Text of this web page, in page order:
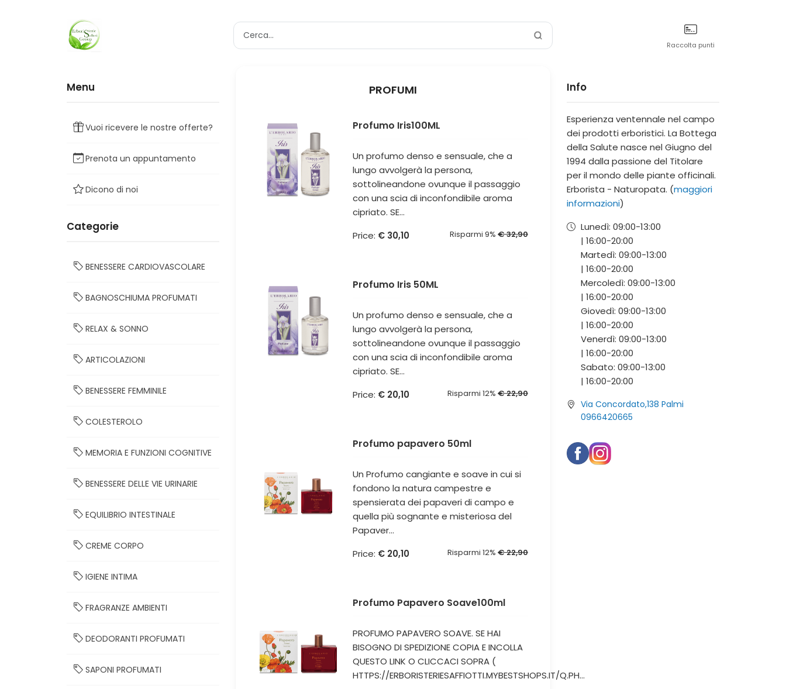
Raccolta punti
Menu
Vuoi ricevere le nostre offerte?
Prenota un appuntamento
Dicono di noi
Categorie
BENESSERE CARDIOVASCOLARE
BAGNOSCHIUMA PROFUMATI
RELAX & SONNO
ARTICOLAZIONI
BENESSERE FEMMINILE
COLESTEROLO
MEMORIA E FUNZIONI COGNITIVE
BENESSERE DELLE VIE URINARIE
EQUILIBRIO INTESTINALE
CREME CORPO
IGIENE INTIMA
FRAGRANZE AMBIENTI
DEODORANTI PROFUMATI
SAPONI PROFUMATI
PROFUMI
Profumo Iris100ML
Un profumo denso e sensuale, che a
lungo avvolgerà la persona,
sottolineandone ovunque il passaggio
con una scia di inconfondibile aroma
cipriato. SE...
Price: € 30,10 Risparmi 9% € 32,90
Profumo Iris 50ML
Un profumo denso e sensuale, che a
lungo avvolgerà la persona,
sottolineandone ovunque il passaggio
con una scia di inconfondibile aroma
cipriato. SE...
Price: € 20,10 Risparmi 12% € 22,90
Profumo papavero 50ml
Un Profumo cangiante e soave in cui si
fondono la natura campestre e
spensierata dei papaveri di campo e
quella più sognante e misteriosa del
Papaver...
Price: € 20,10 Risparmi 12% € 22,90
Profumo Papavero Soave100ml
PROFUMO PAPAVERO SOAVE. SE HAI
BISOGNO DI SPEDIZIONE COPIA E INCOLLA
QUESTO LINK O CLICCACI SOPRA (
HTTPS://ERBORISTERIESAFFIOTTI.MYBESTSHOPS.IT/Q.PH...
Info
Esperienza ventennale nel campo
dei prodotti erboristici. La Bottega
della Salute nasce nel Giugno del
1994 dalla passione del Titolare
per il mondo delle piante officinali.
Erborista - Naturopata. (maggiori
informazioni)
Lunedì: 09:00-13:00
| 16:00-20:00
Martedì: 09:00-13:00
| 16:00-20:00
Mercoledì: 09:00-13:00
| 16:00-20:00
Giovedì: 09:00-13:00
| 16:00-20:00
Venerdì: 09:00-13:00
| 16:00-20:00
Sabato: 09:00-13:00
| 16:00-20:00
Via Concordato,138 Palmi
0966420665